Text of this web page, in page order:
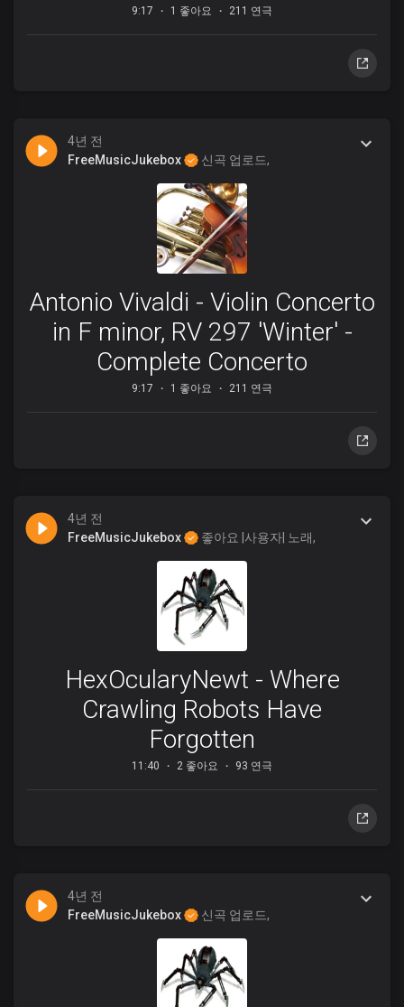
9:17 1 좋아요 211 연극
4년 전
FreeMusicJukebox
신곡 업로드,
Antonio Vivaldi - Violin Concerto
in F minor, RV 297 'Winter' -
Complete Concerto
9:17 1 좋아요 211 연극
4년 전
FreeMusicJukebox
좋아요 |사용자| 노래,
HexOcularyNewt - Where
Crawling Robots Have
Forgotten
11:40 2 좋아요 93 연극
4년 전
FreeMusicJukebox
신곡 업로드,